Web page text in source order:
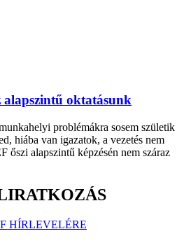
alapszintű oktatásunk
problémákra sosem születik
hiába van igazatok, a vezetés nem
őszi alapszintű képzésén nem száraz
HÍRLEVELÉRE